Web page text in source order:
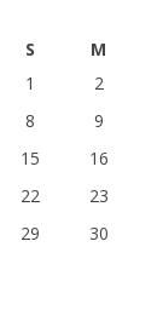
S
M
1
2
8
9
15
16
22
23
29
30